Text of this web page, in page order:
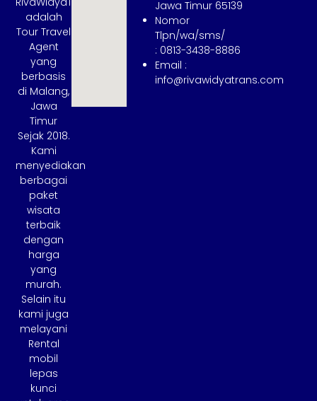
adalah
Tour Travel
Agent
yang
berbasis
di Malang,
Jawa
Timur
Sejak 2018.
Kami
menyediakan
berbagai
paket
wisata
terbaik
dengan
harga
yang
murah.
Selain itu
kami juga
melayani
Rental
mobil
lepas
kunci
Jawa Timur 65139
Nomor
Tlpn/wa/sms/
: 0813-3438-8886
Email :
info@rivawidyatrans.com